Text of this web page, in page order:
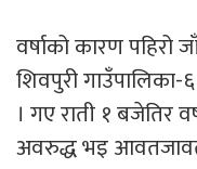
वर्षाको कारण
शिवपुरी
। गए राती १ बजेतिर
अवरुद्ध भइ